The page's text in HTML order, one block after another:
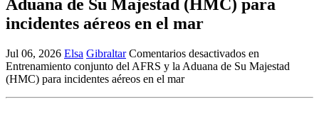
Aduana de Su Majestad (HMC) para
incidentes aéreos en el mar
Jul 06, 2026 Elsa Gibraltar Comentarios desactivados en
Entrenamiento conjunto del AFRS y la Aduana de Su Majestad
(HMC) para incidentes aéreos en el mar